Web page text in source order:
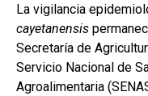
La vigilancia
cayetanensis
Secretaría de
Servicio Nacional de
Agroalimentaria